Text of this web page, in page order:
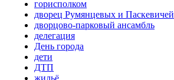
горисполком
дворец Румянцевых и Паскевичей
дворцово-парковый ансамбль
делегация
День города
дети
ДТП